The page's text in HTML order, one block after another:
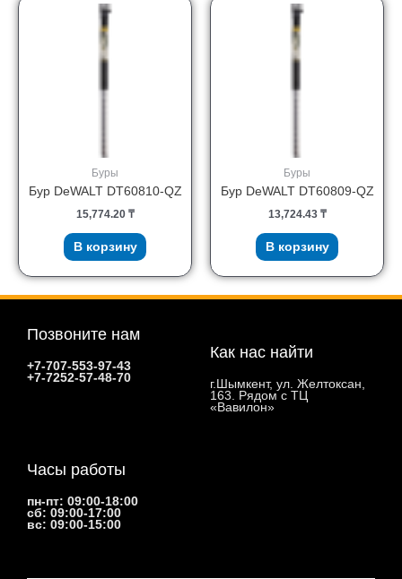
Буры
Бур DeWALT DT60810-QZ
15,774.20 ₸
В корзину
Буры
Бур DeWALT DT60809-QZ
13,724.43 ₸
В корзину
Позвоните нам
+7-707-553-97-43
+7-7252-57-48-70
Как нас найти
г.Шымкент, ул. Желтоксан,
163. Рядом с ТЦ
«Вавилон»
Часы работы
пн-пт: 09:00-18:00
сб: 09:00-17:00
вс: 09:00-15:00